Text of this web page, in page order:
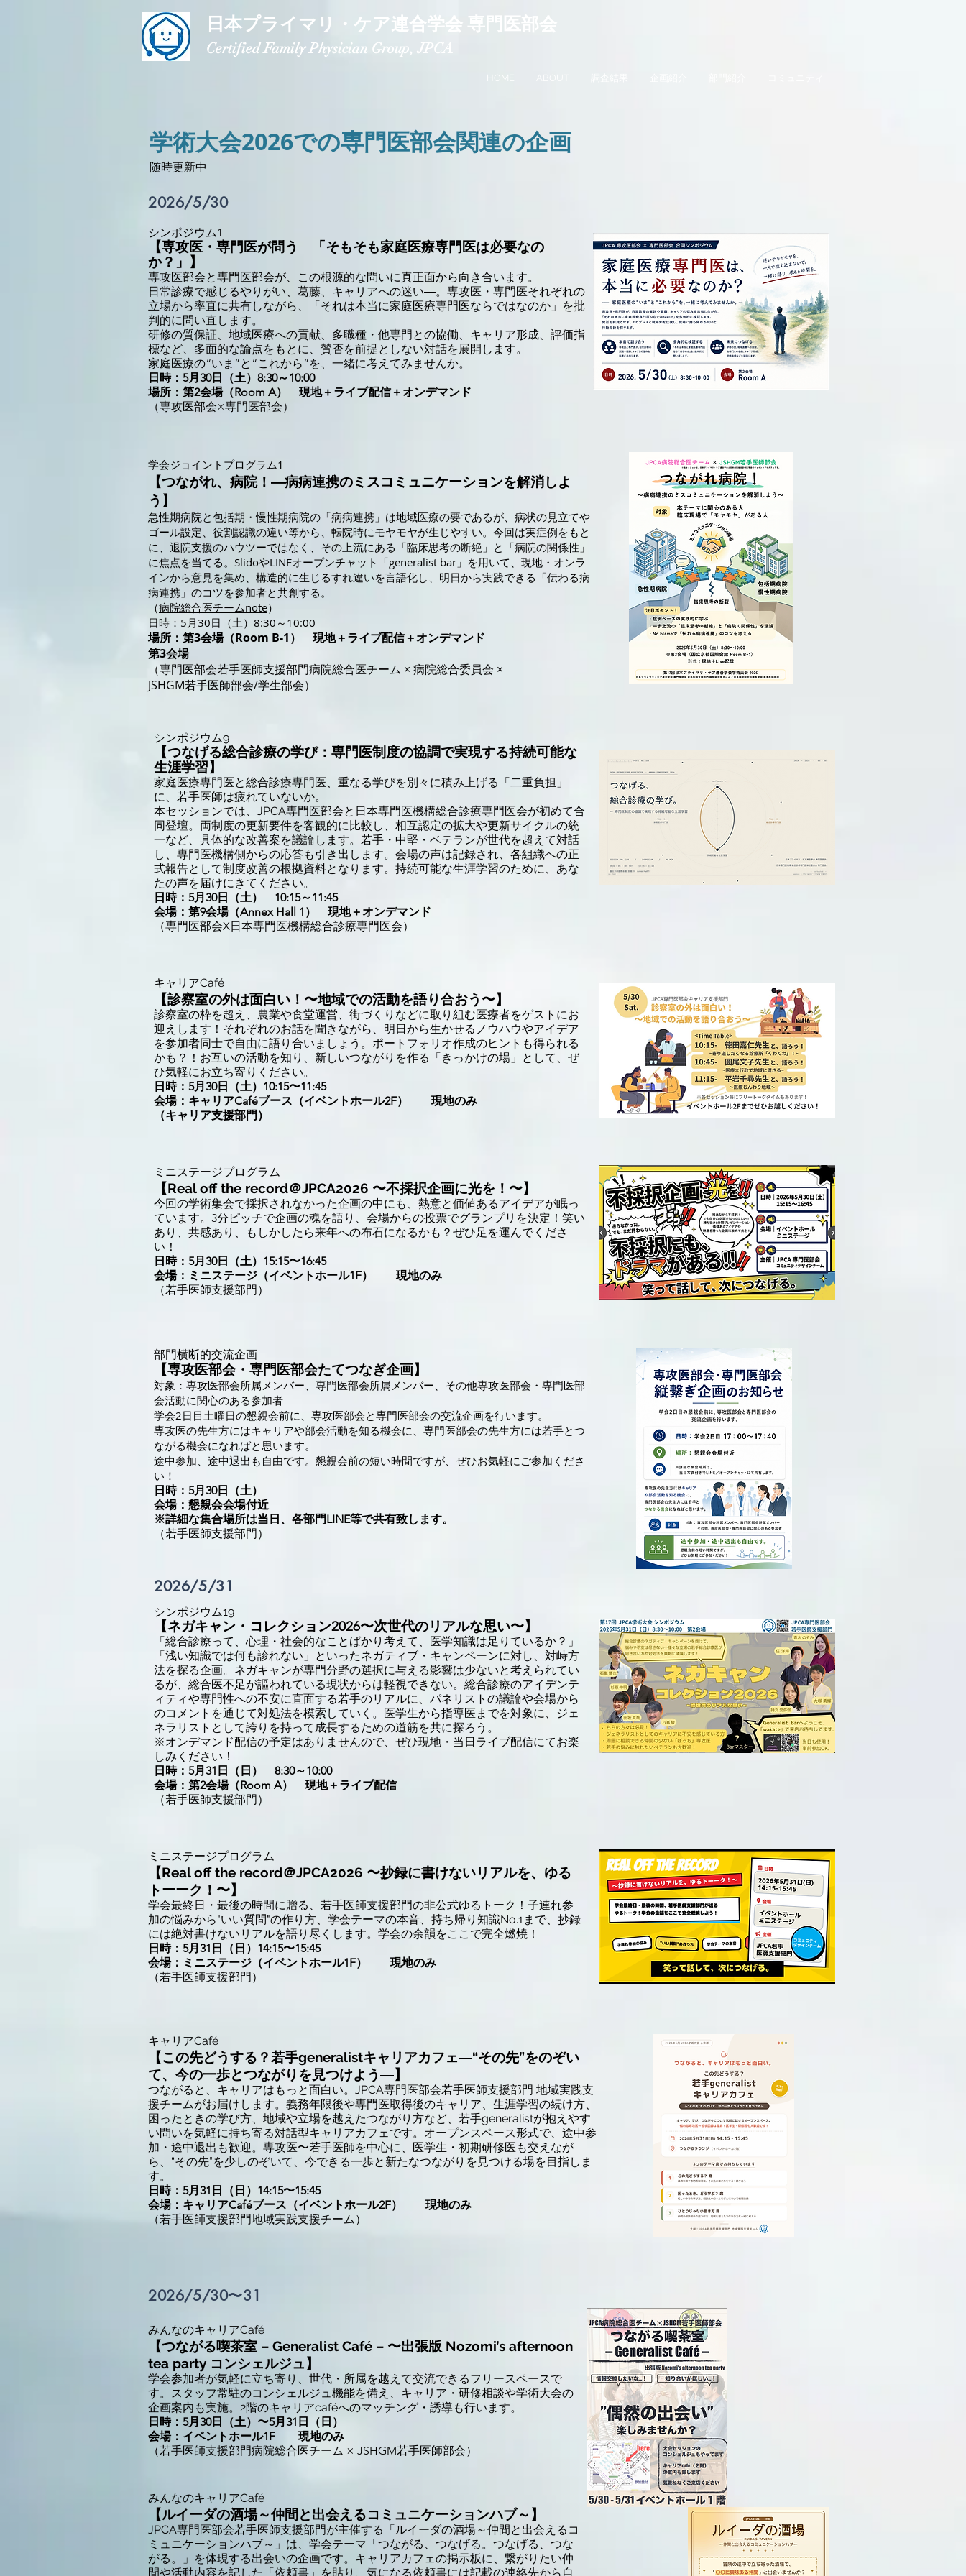
日本プライマリ・ケア連合学会 専門医部会
Certified Family Physician Group, JPCA
HOME ABOUT
学術大会2026での専門医部会関連の企画
随時更新中
2026/5/30
シンポジウム1
【専攻医・専門医が問う 「そもそも家庭医療専門医は必要なの
か？」】
専攻医部会と専門医部会が、この根源的な問いに真正面から向き合います。
日常診療で感じるやりがい、葛藤、キャリアへの迷い―。専攻医・専門医それぞれの
立場から率直に共有しながら、「それは本当に家庭医療専門医ならではなのか」を批
判的に問い直します。
研修の質保証、地域医療への貢献、多職種・他専門との協働、キャリア形成、評価指
標など、多面的な論点をもとに、賛否を前提としない対話を展開します。
家庭医療の“いま”と“これから”を、一緒に考えてみませんか。
日時：5月30日（土）8:30～10:00
場所：第2会場（Room A） 現地＋ライブ配信＋オンデマンド
（専攻医部会×専門医部会）
学会ジョイントプログラム1
【つながれ、病院！―病病連携のミスコミュニケーションを解消しよ
う】
急性期病院と包括期・慢性期病院の「病病連携」は地域医療の要であるが、病状の見立てや
ゴール設定、役割認識の違い等から、転院時にモヤモヤが生じやすい。今回は実症例をもと
に、退院支援のハウツーではなく、その上流にある「臨床思考の断絶」と「病院の関係性」
に焦点を当てる。SlidoやLINEオープンチャット「generalist bar」を用いて、現地・オンラ
インから意見を集め、構造的に生じるすれ違いを言語化し、明日から実践できる「伝わる病
病連携」のコツを参加者と共創する。
（病院総合医チームnote）
​日時：5月30日（土）8:30～10:00
場所：第3会場（Room B-1） 現地＋ライブ配信＋オンデマンド
第3会場
（専門医部会若手医師支援部門病院総合医チーム × 病院総合委員会 ×
JSHGM若手医師部会/学生部会）
シンポジウム9
【つなげる総合診療の学び：専門医制度の協調で実現する持続可能な
生涯学習】
家庭医療専門医と総合診療専門医、重なる学びを別々に積み上げる「二重負担」
に、若手医師は疲れていないか。
本セッションでは、JPCA専門医部会と日本専門医機構総合診療専門医会が初めて合
同登壇。両制度の更新要件を客観的に比較し、相互認定の拡大や更新サイクルの統
一など、具体的な改善案を議論します。若手・中堅・ベテランが世代を超えて対話
し、専門医機構側からの応答も引き出します。会場の声は記録され、各組織への正
式報告として制度改善の根拠資料となります。持続可能な生涯学習のために、あな
たの声を届けにきてください。
日時：5月30日（土） 10:15～11:45
会場：第9会場（Annex Hall 1） 現地＋オンデマンド
（専門医部会X日本専門医機構総合診療専門医会）
​キャリアCafé
【診察室の外は面白い！〜地域での活動を語り合おう〜】
診察室の枠を超え、農業や食堂運営、街づくりなどに取り組む医療者をゲストにお
迎えします！それぞれのお話を聞きながら、明日から生かせるノウハウやアイデア
を参加者同士で自由に語り合いましょう。ポートフォリオ作成のヒントも得られる
かも？！お互いの活動を知り、新しいつながりを作る「きっかけの場」として、ぜ
ひ気軽にお立ち寄りください。
日時：5月30日（土）10:15〜11:45
会場：キャリアCaféブース（イベントホール2F） 現地のみ
​（キャリア支援部門）
​ミニステージプログラム
【Real off the record＠JPCA2026 〜不採択企画に光を！〜】
今回の学術集会で採択されなかった企画の中にも、熱意と価値あるアイデアが眠っ
ています。3分ピッチで企画の魂を語り、会場からの投票でグランプリを決定！笑い
あり、共感あり、もしかしたら来年への布石になるかも？ぜひ足を運んでくださ
い！
日時：5月30日（土）15:15〜16:45
会場：ミニステージ（イベントホール1F） 現地のみ
（若手医師支援部門）
​部門横断的交流企画
【専攻医部会・専門医部会たてつなぎ企画】
対象：専攻医部会所属メンバー、専門医部会所属メンバー、その他専攻医部会・専門医部
会活動に関心のある参加者
学会2日目土曜日の懇親会前に、専攻医部会と専門医部会の交流企画を行います。
専攻医の先生方にはキャリアや部会活動を知る機会に、専門医部会の先生方には若手とつ
ながる機会になればと思います。
途中参加、途中退出も自由です。懇親会前の短い時間ですが、ぜひお気軽にご参加くださ
い！
日時：5月30日（土）
会場：懇親会会場付近
※詳細な集合場所は当日、各部門LINE等で共有致します。
（若手医師支援部門）
2026/5/31
シンポジウム19
【ネガキャン・コレクション2026〜次世代のリアルな思い〜】
「総合診療って、心理・社会的なことばかり考えて、医学知識は足りているか？」
「浅い知識では何も診れない」といったネガティブ・キャンペーンに対し、対峙方
法を探る企画。ネガキャンが専門分野の選択に与える影響は少ないと考えられてい
るが、総合医不足が謳われている現状からは軽視できない。総合診療のアイデンテ
ィティや専門性への不安に直面する若手のリアルに、パネリストの議論や会場から
のコメントを通じて対処法を模索していく。医学生から指導医までを対象に、ジェ
ネラリストとして誇りを持って成長するための道筋を共に探ろう。
※オンデマンド配信の予定はありませんので、ぜひ現地・当日ライブ配信にてお楽
しみください！
日時：5月31日（日） 8:30～10:00
会場：第2会場（Room A） 現地＋ライブ配信
（若手医師支援部門）
​ミニステージプログラム
【Real off the record＠JPCA2026 〜抄録に書けないリアルを、ゆる
トーーク！〜】
学会最終日・最後の時間に贈る、若手医師支援部門の非公式ゆるトーク！子連れ参
加の悩みから"いい質問"の作り方、学会テーマの本音、持ち帰り知識No.1まで、抄録
には絶対書けないリアルを語り尽くします。学会の余韻をここで完全燃焼！
日時：5月31日（日）14:15〜15:45
会場：ミニステージ（イベントホール1F） 現地のみ
（若手医師支援部門）
​キャリアCafé
【この先どうする？若手generalistキャリアカフェ―“その先”をのぞい
て、今の一歩とつながりを見つけよう―】
つながると、キャリアはもっと面白い。JPCA専門医部会若手医師支援部門 地域実践支
援チームがお届けします。義務年限後や専門医取得後のキャリア、生涯学習の続け方、
困ったときの学び方、地域や立場を越えたつながり方など、若手generalistが抱えやす
い問いを気軽に持ち寄る対話型キャリアカフェです。オープンスペース形式で、途中参
加・途中退出も歓迎。専攻医〜若手医師を中心に、医学生・初期研修医も交えなが
ら、“その先”を少しのぞいて、今できる一歩と新たなつながりを見つける場を目指しま
す。
日時：5月31日（日）14:15〜15:45
会場：キャリアCaféブース（イベントホール2F） 現地のみ
（若手医師支援部門地域実践支援チーム）
2026/5/30〜31
​みんなのキャリアCafé
【つながる喫茶室 – Generalist Café – 〜出張版 Nozomi’s afternoon
tea party コンシェルジュ】
学会参加者が気軽に立ち寄り、世代・所属を越えて交流できるフリースペースで
す。スタッフ常駐のコンシェルジュ機能を備え、キャリア・研修相談や学術大会の
企画案内も実施。2階のキャリアcaféへのマッチング・誘導も行います。
日時：5月30日（土）〜5月31日（日）
会場：イベントホール1F 現地のみ
（若手医師支援部門病院総合医チーム × JSHGM若手医師部会）
​みんなのキャリアCafé
【ルイーダの酒場～仲間と出会えるコミュニケーションハブ～】
JPCA専門医部会若手医師支援部門が主催する「ルイーダの酒場～仲間と出会えるコ
ミュニケーションハブ～」は、学会テーマ「つながる、つなげる。つなげる、つな
がる。」を体現する出会いの企画です。キャリアカフェの掲示板に、繋がりたい仲
間や活動内容を記した「依頼書」を貼り、気になる依頼書には記載の連絡先から自